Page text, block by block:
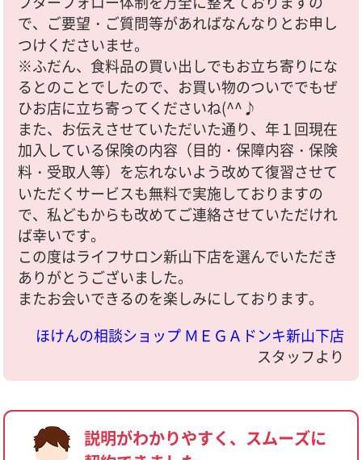
で、ご要望・ご質問等があればなんなりとお申し
つけくださいませ。
※ふだん、食料品の買い出しでもお立ち寄りにな
るとのことでしたので、お買い物のついででもぜ
ひお店に立ち寄ってくださいね(^^♪
また、お伝えさせていただいた通り、年１回現在
加入している保険の内容（目的・保障内容・保険
料・受取人等）を忘れないよう改めて復習させて
いただくサービスも無料で実施しておりますの
で、私どもからも改めてご連絡させていただけれ
ば幸いです。
この度はライフサロン新山下店を選んでいただき
ありがとうございました。
またお会いできるのを楽しみにしております。
ほけんの相談ショップ ＭＥＧＡドンキ新山下店
スタッフより
説明がわかりやすく、スムーズに